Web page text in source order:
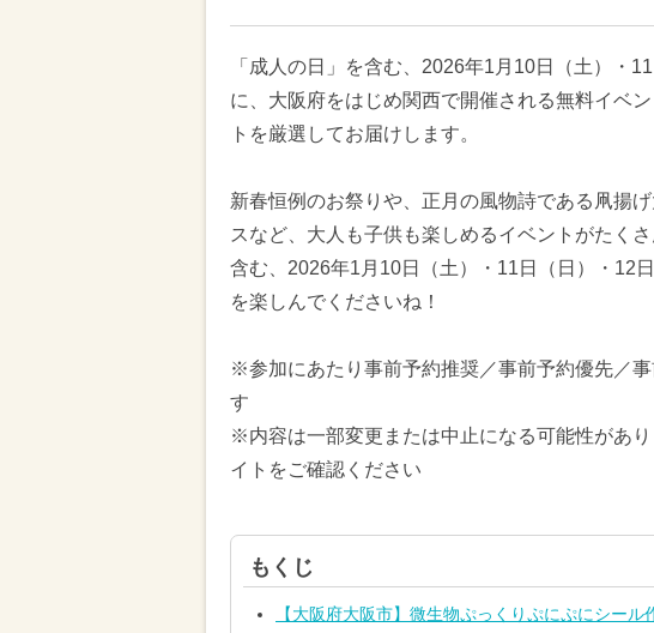
「成人の日」を含む、2026年1月10日（土）・
に、大阪府をはじめ関西で開催される無料イベ
トを厳選してお届けします。
新春恒例のお祭りや、正月の風物詩である凧揚
スなど、大人も子供も楽しめるイベントがたく
含む、2026年1月10日（土）・11日（日）・12
を楽しんでくださいね！
※参加にあたり事前予約推奨／事前予約優先／
す
※内容は一部変更または中止になる可能性があ
イトをご確認ください
もくじ
【大阪府大阪市】微生物ぷっくりぷにぷにシール